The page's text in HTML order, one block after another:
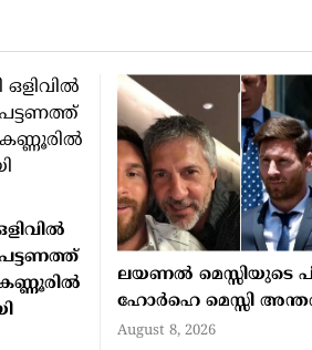
കണ്ണൂരിൽ
ലയണൽ മെസ്സിയുടെ
ഹോർഹെ മെസ്സി
August 8, 2026